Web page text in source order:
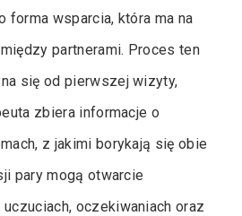
forma wsparcia, która ma na
partnerami. Proces ten
się od pierwszej wizyty,
zbiera informacje o
z jakimi borykają się obie
pary mogą otwarcie
oczekiwaniach oraz